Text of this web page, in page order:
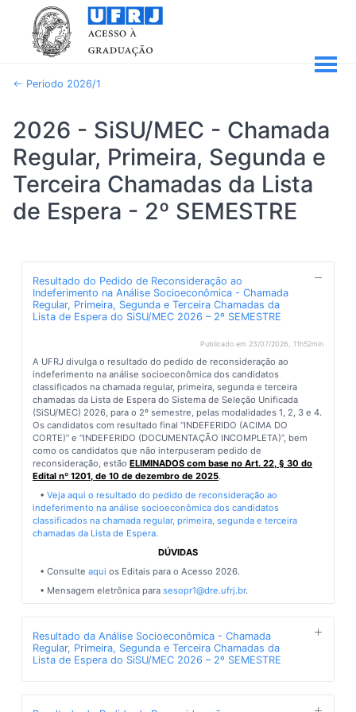
Periodo 2026/1
2026 - SiSU/MEC - Chamada
Regular, Primeira, Segunda e
Terceira Chamadas da Lista
de Espera - 2º SEMESTRE
Resultado do Pedido de Reconsideração ao
Indeferimento na Análise Socioeconômica - Chamada
Regular, Primeira, Segunda e Terceira Chamadas da
Lista de Espera do SiSU/MEC 2026 – 2º SEMESTRE
Publicado em 23/07/2026, 11h52min
A UFRJ divulga o resultado do pedido de reconsideração ao
indeferimento na análise socioeconômica dos candidatos
classificados na chamada regular, primeira, segunda e terceira
chamadas da Lista de Espera do Sistema de Seleção Unificada
(SiSU/MEC) 2026, para o 2º semestre, pelas modalidades 1, 2, 3 e 4.
Os candidatos com resultado final “INDEFERIDO (ACIMA DO
CORTE)” e “INDEFERIDO (DOCUMENTAÇÃO INCOMPLETA)”, bem
como os candidatos que não interpuseram pedido de
reconsideração, estão ELIMINADOS com base no Art. 22, § 30 do
Edital nº 1201, de 10 de dezembro de 2025.
• Veja aqui o resultado do pedido de reconsideração ao
indeferimento na análise socioeconômica dos candidatos
classificados na chamada regular, primeira, segunda e terceira
chamadas da Lista de Espera.
DÚVIDAS
• Consulte aqui os Editais para o Acesso 2026.
• Mensagem eletrônica para sesopr1@dre.ufrj.br.
Resultado da Análise Socioeconômica - Chamada
Regular, Primeira, Segunda e Terceira Chamadas da
Lista de Espera do SiSU/MEC 2026 – 2º SEMESTRE